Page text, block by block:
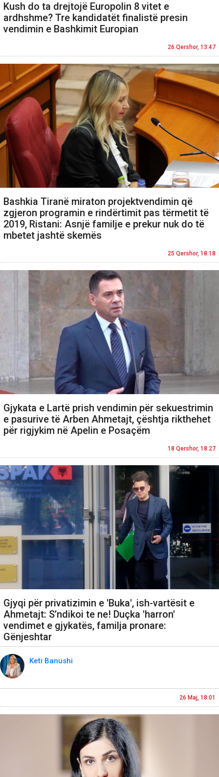
Kush do ta drejtojë Europolin 8 vitet e
ardhshme? Tre kandidatët finalistë presin
vendimin e Bashkimit Europian
26 Qershor, 13:47
Bashkia Tiranë miraton projektvendimin që
zgjeron programin e rindërtimit pas tërmetit të
2019, Ristani: Asnjë familje e prekur nuk do të
mbetet jashtë skemës
25 Qershor, 18:18
Gjykata e Lartë prish vendimin për sekuestrimin
e pasurive të Arben Ahmetajt, çështja rikthehet
për rigjykim në Apelin e Posaçëm
18 Qershor, 18:27
Gjyqi për privatizimin e 'Buka', ish-vartësit e
Ahmetajt: S’ndikoi te ne! Duçka 'harron'
vendimet e gjykatës, familja pronare:
Gënjeshtar
Keti Banushi
26 Maj, 18:01